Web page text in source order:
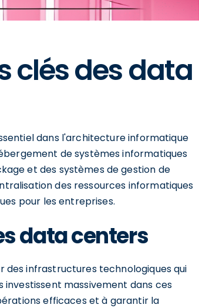
clés des data
dans l'architecture informatique
de systèmes informatiques
et des systèmes de gestion de
des ressources informatiques
pour les entreprises.
data centers
des infrastructures technologiques qui
massivement dans ces
efficaces et à garantir la